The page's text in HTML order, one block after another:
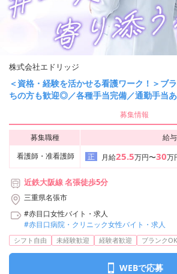
株式会社エドリッジ
＜資格・経験を活かせる看護ワーク！＞ブ
ちの方も歓迎◎／各種手当完備／通勤手当
募集情報
募集職種
給与
看護師・准看護師
正 月給25.5万円〜30万
近鉄大阪線 名張徒歩5分
三重県名張市
#赤目口女性バイト・求人
#赤目口病院・クリニック女性バイト・求人
シフト自由 未経験歓迎 経験者歓迎 ブランクOK
WEBで応募